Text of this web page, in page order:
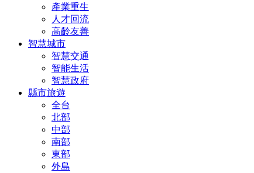
產業重生
人才回流
高齡友善
智慧城市
智慧交通
智能生活
智慧政府
縣市旅遊
全台
北部
中部
南部
東部
外島